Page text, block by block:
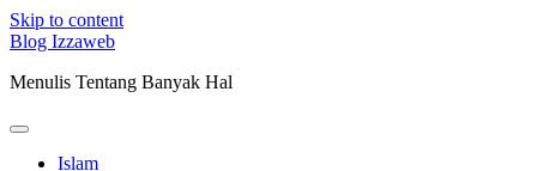
Skip to content
Blog Izzaweb
Menulis Tentang Banyak Hal
Islam